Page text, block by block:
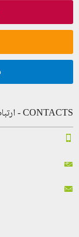
CONTACTS - ارتباط با ما